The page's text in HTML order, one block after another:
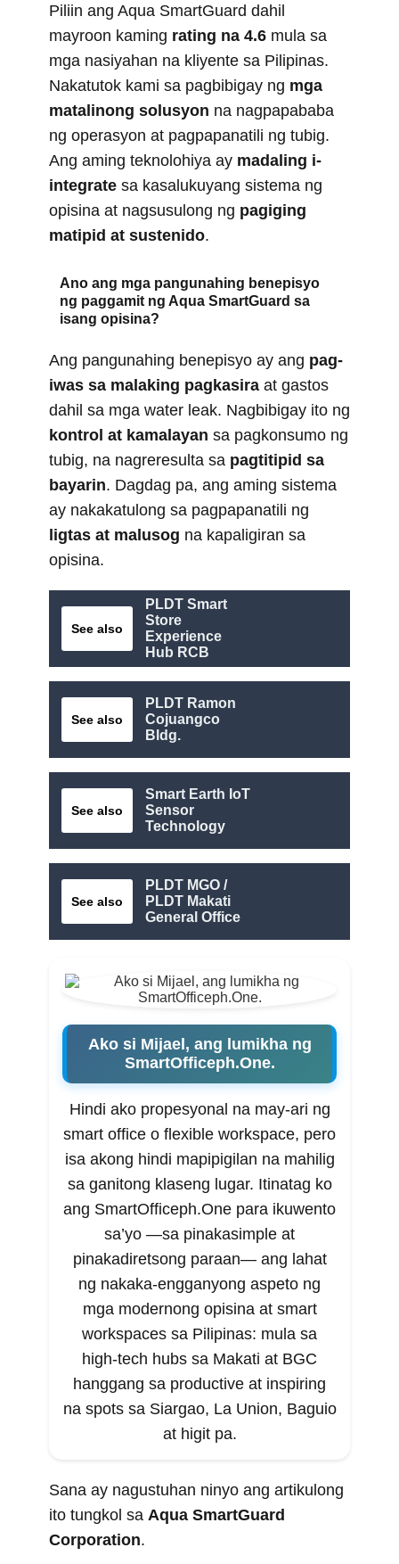
Piliin ang Aqua SmartGuard dahil
mayroon kaming rating na 4.6 mula sa
mga nasiyahan na kliyente sa Pilipinas.
Nakatutok kami sa pagbibigay ng mga
matalinong solusyon na nagpapababa
ng operasyon at pagpapanatili ng tubig.
Ang aming teknolohiya ay madaling i-
integrate sa kasalukuyang sistema ng
opisina at nagsusulong ng pagiging
matipid at sustenido.
Ano ang mga pangunahing benepisyo
ng paggamit ng Aqua SmartGuard sa
isang opisina?
Ang pangunahing benepisyo ay ang pag-
iwas sa malaking pagkasira at gastos
dahil sa mga water leak. Nagbibigay ito ng
kontrol at kamalayan sa pagkonsumo ng
tubig, na nagreresulta sa pagtitipid sa
bayarin. Dagdag pa, ang aming sistema
ay nakakatulong sa pagpapanatili ng
ligtas at malusog na kapaligiran sa
opisina.
See also
PLDT Smart
Store
Experience
Hub RCB
See also
PLDT Ramon
Cojuangco
Bldg.
See also
Smart Earth IoT
Sensor
Technology
See also
PLDT MGO /
PLDT Makati
General Office
Ako si Mijael, ang lumikha ng
SmartOfficeph.One.
Hindi ako propesyonal na may-ari ng
smart office o flexible workspace, pero
isa akong hindi mapipigilan na mahilig
sa ganitong klaseng lugar. Itinatag ko
ang SmartOfficeph.One para ikuwento
sa’yo —sa pinakasimple at
pinakadiretsong paraan— ang lahat
ng nakaka-engganyong aspeto ng
mga modernong opisina at smart
workspaces sa Pilipinas: mula sa
high-tech hubs sa Makati at BGC
hanggang sa productive at inspiring
na spots sa Siargao, La Union, Baguio
at higit pa.
Sana ay nagustuhan ninyo ang artikulong
ito tungkol sa Aqua SmartGuard
Corporation.